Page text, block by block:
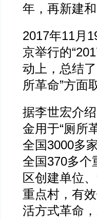
年，再新建
2017年11月
京举行的
动上，总结
所革命”方面
据李世宏介
金用于“厕所
全国3000多
全国370多个
区创建单位
重点村，有
活方式革命